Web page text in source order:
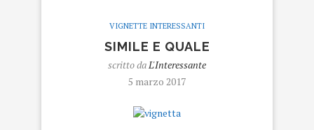
VIGNETTE INTERESSANTI
SIMILE E QUALE
scritto da L'Interessante
5 marzo 2017